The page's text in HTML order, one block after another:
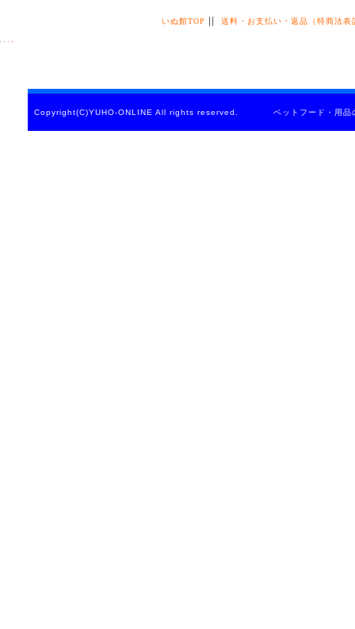
いぬ館TOP || 送料・お支払い・返品（特商法表
Copyright(C)YUHO-ONLINE All rights reserved. ペットフード・用品